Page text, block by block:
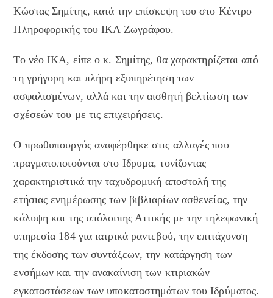
Κώστας Σημίτης, κατά την επίσκεψη του στο Κέντρο
Πληροφορικής του ΙΚΑ Ζωγράφου.
Το νέο ΙΚΑ, είπε ο κ. Σημίτης, θα χαρακτηρίζεται από
τη γρήγορη και πλήρη εξυπηρέτηση των
ασφαλισμένων, αλλά και την αισθητή βελτίωση των
σχέσεών του με τις επιχειρήσεις.
Ο πρωθυπουργός αναφέρθηκε στις αλλαγές που
πραγματοποιούνται στο Ιδρυμα, τονίζοντας
χαρακτηριστικά την ταχυδρομική αποστολή της
ετήσιας ενημέρωσης των βιβλιαρίων ασθενείας, την
κάλυψη και της υπόλοιπης Αττικής με την τηλεφωνική
υπηρεσία 184 για ιατρικά ραντεβού, την επιτάχυνση
της έκδοσης των συντάξεων, την κατάργηση των
ενσήμων και την ανακαίνιση των κτιριακών
εγκαταστάσεων των υποκαταστημάτων του Ιδρύματος.